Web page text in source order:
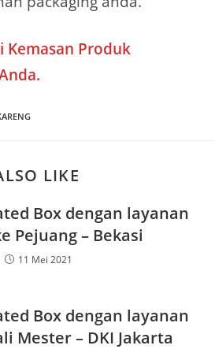
Kemasan Produk
LIKE
Box dengan layanan
Pejuang – Bekasi
11 Mei 2021
Box dengan layanan
Mester – DKI Jakarta